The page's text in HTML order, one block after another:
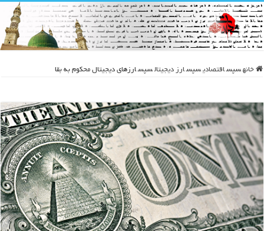
خانه سپس اقتصادی سپس ارز دیجیتال سپس ارزهای دیجیتال محکوم به بقا